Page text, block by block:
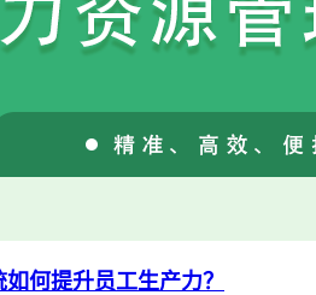
何提升员工生产力？